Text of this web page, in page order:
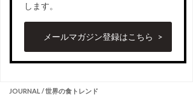
します。
メールマガジン登録はこちら
JOURNAL / 世界の食トレンド